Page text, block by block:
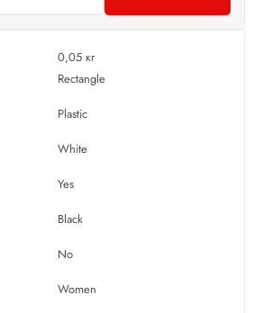
0,05 кг
Rectangle
Plastic
White
Yes
Black
No
Women